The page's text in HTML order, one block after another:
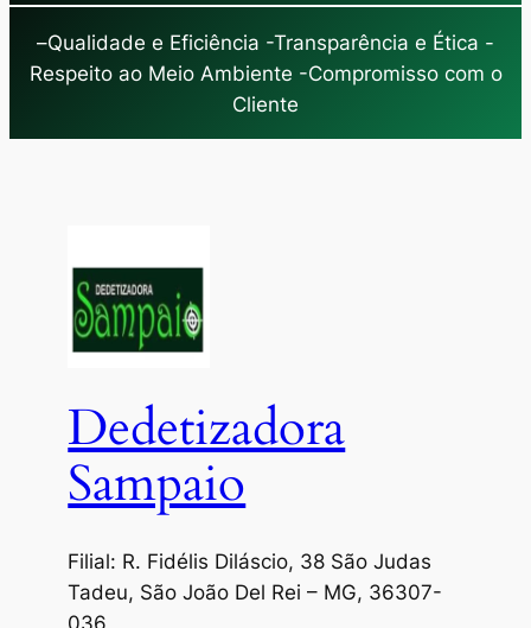
–Qualidade e Eficiência -Transparência e Ética -
Respeito ao Meio Ambiente -Compromisso com o
Cliente
Dedetizadora
Sampaio
Filial: R. Fidélis Diláscio, 38 São Judas
Tadeu, São João Del Rei – MG, 36307-